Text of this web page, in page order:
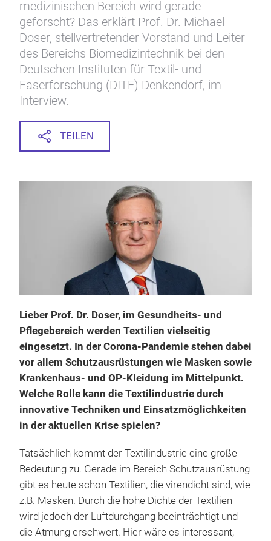
medizinischen Bereich wird gerade
geforscht? Das erklärt Prof. Dr. Michael
Doser, stellvertretender Vorstand und Leiter
des Bereichs Biomedizintechnik bei den
Deutschen Instituten für Textil- und
Faserforschung (DITF) Denkendorf, im
Interview.
TEILEN
Lieber Prof. Dr. Doser, im Gesundheits- und
Pflegebereich werden Textilien vielseitig
eingesetzt. In der Corona-Pandemie stehen dabei
vor allem Schutzausrüstungen wie Masken sowie
Krankenhaus- und OP-Kleidung im Mittelpunkt.
Welche Rolle kann die Textilindustrie durch
innovative Techniken und Einsatzmöglichkeiten
in der aktuellen Krise spielen?
Tatsächlich kommt der Textilindustrie eine große
Bedeutung zu. Gerade im Bereich Schutzausrüstung
gibt es heute schon Textilien, die virendicht sind, wie
z.B. Masken. Durch die hohe Dichte der Textilien
wird jedoch der Luftdurchgang beeinträchtigt und
die Atmung erschwert. Hier wäre es interessant,